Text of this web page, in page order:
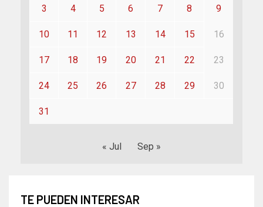
3 4 5 6 7 8 9
10 11 12 13 14 15 16
17 18 19 20 21 22 23
24 25 26 27 28 29 30
31
« Jul Sep »
TE PUEDEN INTERESAR